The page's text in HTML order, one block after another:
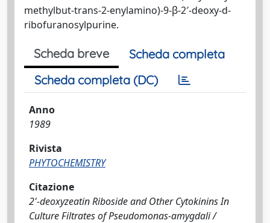
methylbut-trans-2-enylamino)-9-β-2′-deoxy-d-
ribofuranosylpurine.
Scheda breve
Scheda completa
Scheda completa (DC)
Anno
1989
Rivista
PHYTOCHEMISTRY
Citazione
2'-deoxyzeatin Riboside and Other Cytokinins In
Culture Filtrates of Pseudomonas-amygdali /